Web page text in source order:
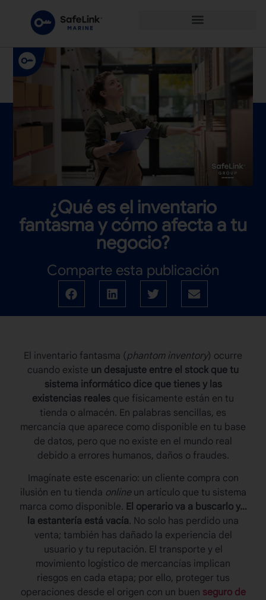
¿Qué es el inventario
fantasma y cómo afecta a tu
negocio?
Comparte esta publicación
El inventario fantasma (phantom inventory) ocurre
cuando existe un desajuste entre el stock que tu
sistema informático dice que tienes y las
existencias reales que físicamente están en tu
tienda o almacén. En palabras sencillas, es
mercancía que aparece como disponible en tu base
de datos, pero que no existe en el mundo real
debido a errores humanos, daños o fraudes.
Imagínate este escenario: un cliente compra con
ilusión en tu tienda onlineun artículo que tu sistema
marca como disponible. El operario va a buscarlo y…
la estantería está vacía. No solo has perdido una
venta; también has dañado la experiencia del
usuario y tu reputación. El transporte y el
movimiento logístico de mercancías implican
riesgos en cada etapa; por ello, proteger tus
operaciones desde el origen con un buen seguro de